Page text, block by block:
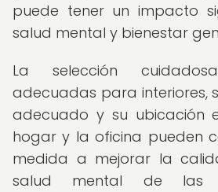
puede tener un impacto
salud mental y bienestar
La selección
adecuadas para interiores,
adecuado y su ubicación
hogar y la oficina pueden
medida a mejorar la
salud mental de las